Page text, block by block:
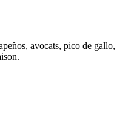
avocats, pico de gallo,